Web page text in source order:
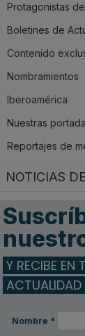
Protagonistas
Boletines de
Contenido
Nombramientos
Iberoamérica
Nuestras
Reportajes de
NOTICIAS
Y RECIBE EN
ACTUALIDAD
Nombre *